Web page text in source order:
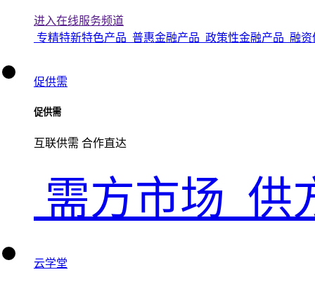
进入在线服务频道
专精特新特色产品 普惠金融产品 政策性金融产品 融资
促供需
促供需
互联供需 合作直达
需方市场 供
云学堂